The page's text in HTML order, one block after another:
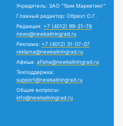
Учредитель: ЗАО "Твик Маркетинг"
Главный редактор: Обрехт О.Г.
Редакция: +7 (4012) 99-21-76
news@newkaliningrad.ru
Реклама: +7 (4012) 31-07-07
reklama@newkaliningrad.ru
Афиша: afisha@newkaliningrad.ru
Техподдержка:
support@newkaliningrad.ru
Общие вопросы:
info@newkaliningrad.ru